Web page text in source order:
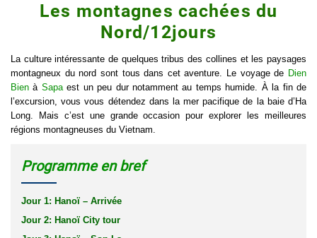
Les montagnes cachées du
Nord/12jours
La culture intéressante de quelques tribus des collines et les paysages
montagneux du nord sont tous dans cet aventure. Le voyage de Dien
Bien à Sapaest un peu dur notamment au temps humide. À la fin de
l’excursion, vous vous détendez dans la mer pacifique de la baie d’Ha
Long. Mais c’est une grande occasion pour explorer les meilleures
régions montagneuses du Vietnam.
Programme en bref
Jour 1: Hanoï – Arrivée
Jour 2: Hanoï City tour